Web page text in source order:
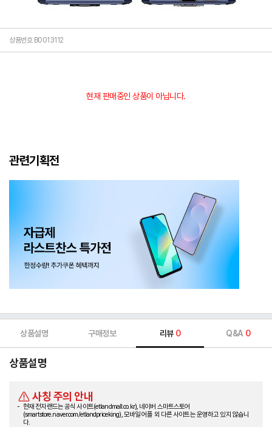
상품번호 B0013112
현재 판매중인 상품이 아닙니다.
관련기획전
상품설명 구매정보 리뷰 0 Q&A 0
상품설명
사칭 주의 안내
현재 전자랜드는 공식 사이트(etlandmall.co.kr), 네이버 스마트스토어
(smartstore.naver.com/etlandpriceking), 모바일 어플 외 다른 사이트는 운영하고 있지 않습니
다.